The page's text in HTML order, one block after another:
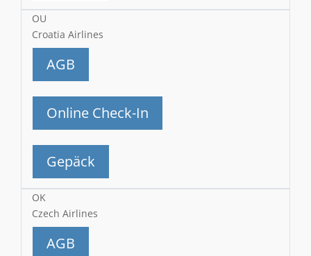
OU
Croatia Airlines
AGB
Online Check-In
Gepäck
OK
Czech Airlines
AGB